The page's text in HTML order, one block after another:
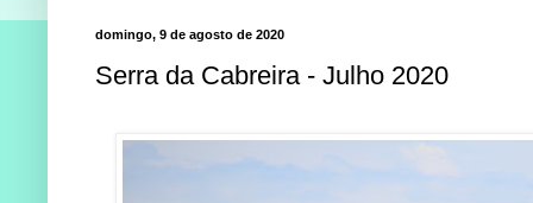
domingo, 9 de agosto de 2020
Serra da Cabreira - Julho 2020